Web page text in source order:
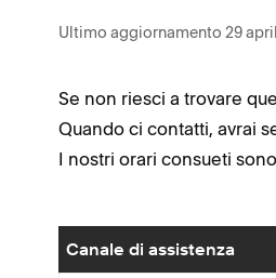
Ultimo aggiornamento 29
Se non riesci a trovare
Quando ci contatti, avrai
I nostri orari consueti
Canale di assistenza